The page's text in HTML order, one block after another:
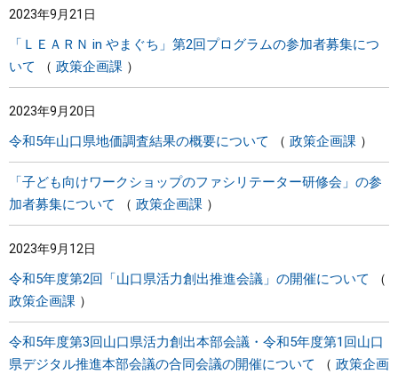
2023年9月21日
「ＬＥＡＲＮ in やまぐち」第2回プログラムの参加者募集につ
いて
政策企画課
2023年9月20日
令和5年山口県地価調査結果の概要について 政策企画課
「子ども向けワークショップのファシリテーター研修会」の参
加者募集について
政策企画課
2023年9月12日
令和5年度第2回「山口県活力創出推進会議」の開催について
政策企画課
令和5年度第3回山口県活力創出本部会議・令和5年度第1回山口
県デジタル推進本部会議の合同会議の開催について
政策企画